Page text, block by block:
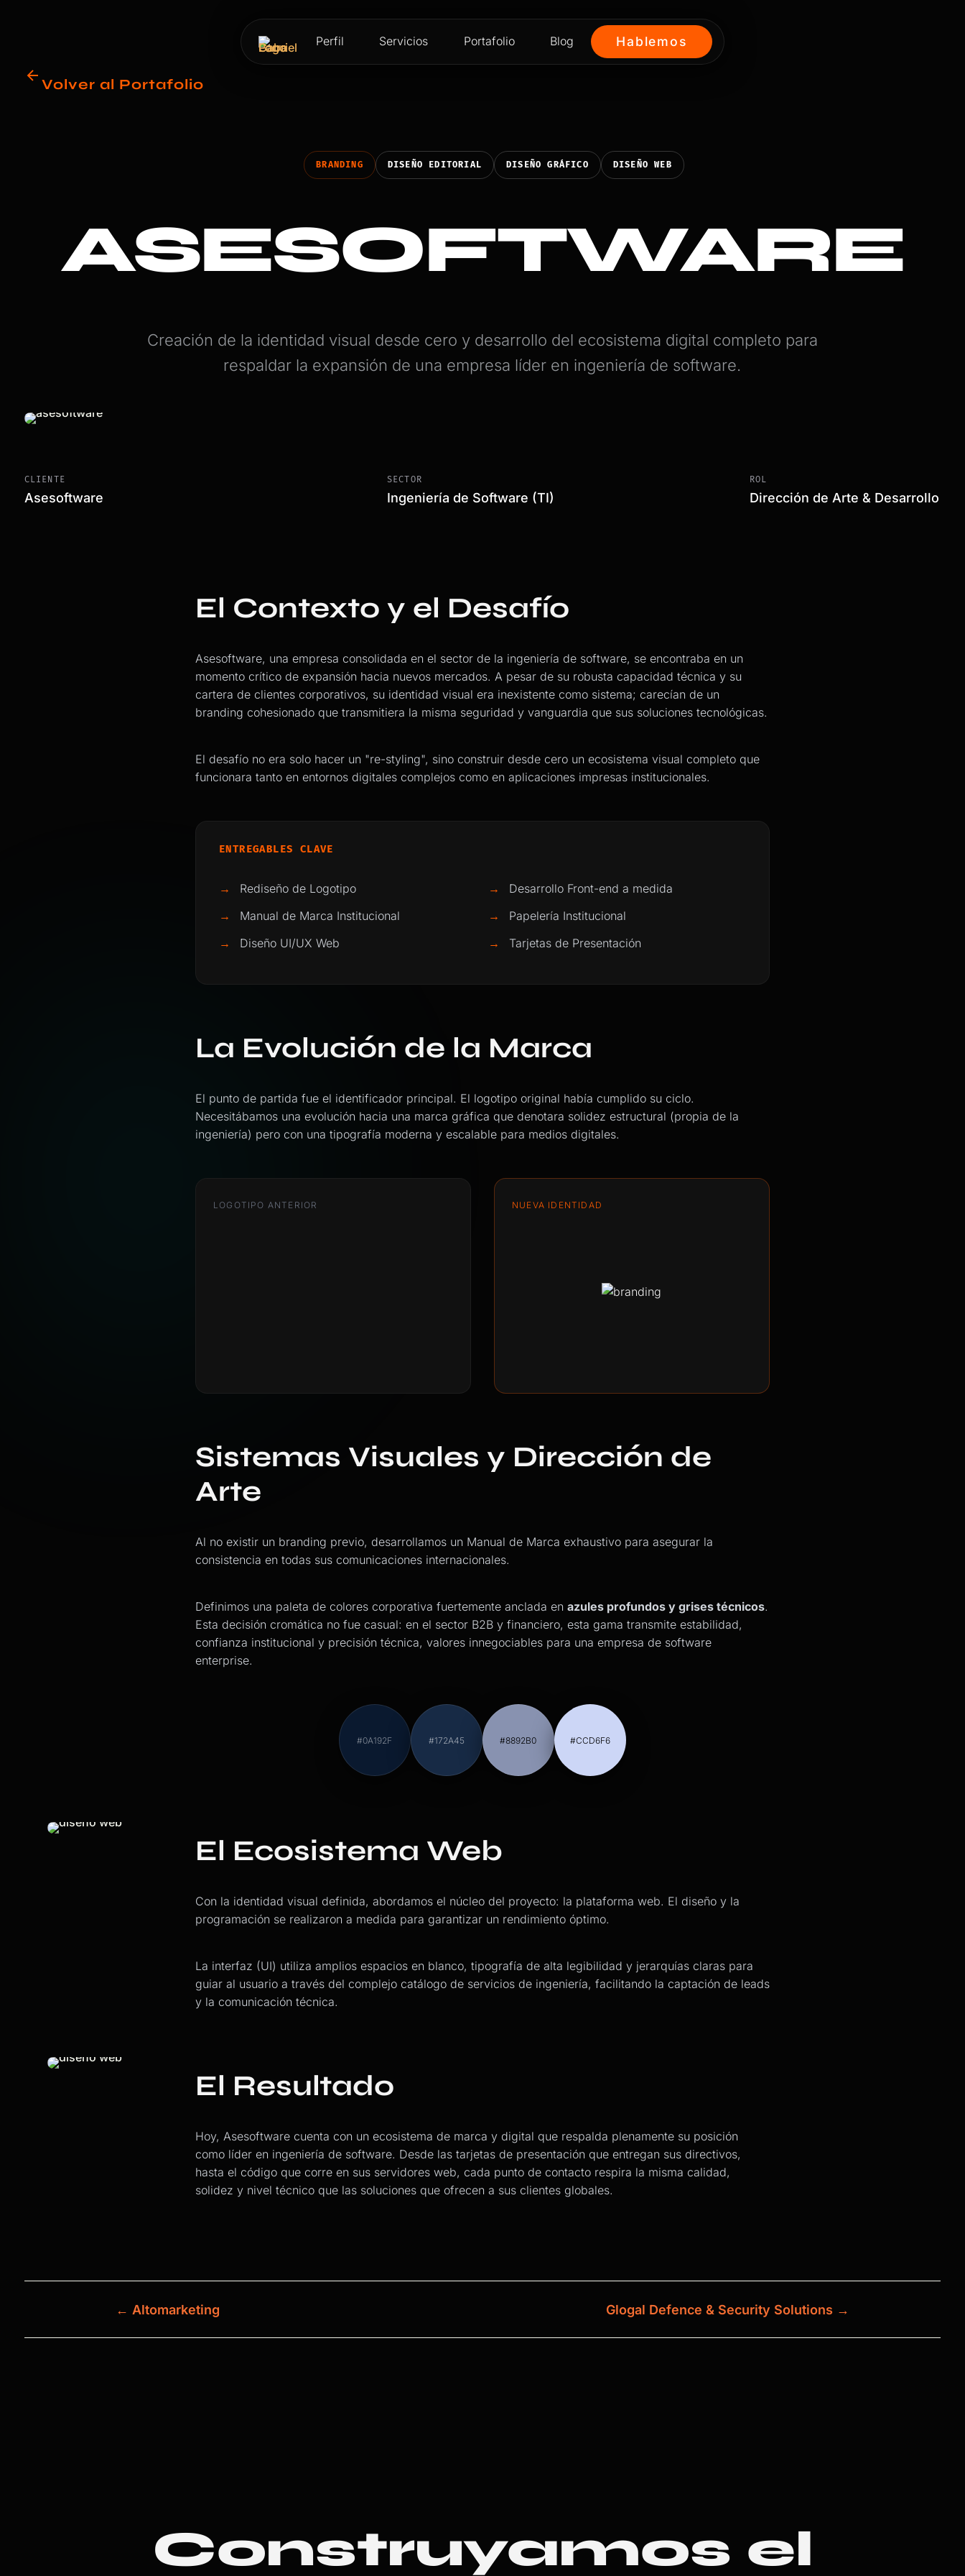
Perfil Servicios Portafolio Blog Hablemos
Volver al Portafolio
BRANDING DISEÑO EDITORIAL DISEÑO GRÁFICO DISEÑO WEB
ASESOFTWARE
Creación de la identidad visual desde cero y desarrollo del ecosistema digital completo para
respaldar la expansión de una empresa líder en ingeniería de software.
CLIENTE
Asesoftware
SECTOR
Ingeniería de Software (TI)
ROL
Dirección de Arte & Desarrollo
El Contexto y el Desafío
Asesoftware, una empresa consolidada en el sector de la ingeniería de software, se encontraba en un
momento crítico de expansión hacia nuevos mercados. A pesar de su robusta capacidad técnica y su
cartera de clientes corporativos, su identidad visual era inexistente como sistema; carecían de un
branding cohesionado que transmitiera la misma seguridad y vanguardia que sus soluciones tecnológicas.
El desafío no era solo hacer un "re-styling", sino construir desde cero un ecosistema visual completo que
funcionara tanto en entornos digitales complejos como en aplicaciones impresas institucionales.
ENTREGABLES CLAVE
→
Rediseño de Logotipo
→
Manual de Marca Institucional
→
Diseño UI/UX Web
→
Desarrollo Front-end a medida
→
Papelería Institucional
→
Tarjetas de Presentación
La Evolución de la Marca
El punto de partida fue el identificador principal. El logotipo original había cumplido su ciclo.
Necesitábamos una evolución hacia una marca gráfica que denotara solidez estructural (propia de la
ingeniería) pero con una tipografía moderna y escalable para medios digitales.
LOGOTIPO ANTERIOR NUEVA IDENTIDAD
Sistemas Visuales y Dirección de
Arte
Al no existir un branding previo, desarrollamos un Manual de Marca exhaustivo para asegurar la
consistencia en todas sus comunicaciones internacionales.
Definimos una paleta de colores corporativa fuertemente anclada en azules profundos y grises técnicos.
Esta decisión cromática no fue casual: en el sector B2B y financiero, esta gama transmite estabilidad,
confianza institucional y precisión técnica, valores innegociables para una empresa de software
enterprise.
#0A192F #172A45 #8892B0 #CCD6F6
El Ecosistema Web
Con la identidad visual definida, abordamos el núcleo del proyecto: la plataforma web. El diseño y la
programación se realizaron a medida para garantizar un rendimiento óptimo.
La interfaz (UI) utiliza amplios espacios en blanco, tipografía de alta legibilidad y jerarquías claras para
guiar al usuario a través del complejo catálogo de servicios de ingeniería, facilitando la captación de leads
y la comunicación técnica.
El Resultado
Hoy, Asesoftware cuenta con un ecosistema de marca y digital que respalda plenamente su posición
como líder en ingeniería de software. Desde las tarjetas de presentación que entregan sus directivos,
hasta el código que corre en sus servidores web, cada punto de contacto respira la misma calidad,
solidez y nivel técnico que las soluciones que ofrecen a sus clientes globales.
← Altomarketing Glogal Defence & Security Solutions →
Construyamos el